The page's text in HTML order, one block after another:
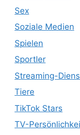
Sex
Soziale Medien
Spielen
Sportler
Streaming-
Tiere
TikTok Stars
TV-